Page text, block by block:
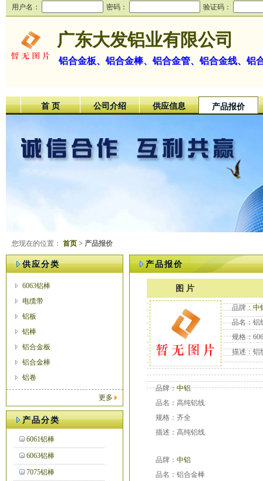
用户名： 密码： 验证码：
广东大发铝业有限公司
铝合金板、铝合金棒、铝合金管、铝合金线、铝
首 页 公司介绍 供应信息 产品报价
您现在的位置： 首页 > 产品报价
供应分类
6063铝棒
电缆带
铝板
铝棒
铝合金板
铝合金棒
铝卷
更多
产品分类
6061铝棒
6063铝棒
7075铝棒
产品报价
图 片
品牌： 中
品名：铝
规格：
描述：铝
品牌：中铝
品名：高纯铝线
规格：齐全
描述：高纯铝线
品牌： 中铝
品名：铝合金棒